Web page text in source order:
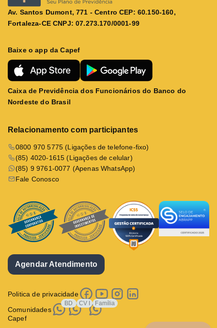
Av. Santos Dumont, 771 - Centro CEP: 60.150-160,
Fortaleza-CE CNPJ: 07.273.170/0001-99
Baixe o app da Capef
Caixa de Previdência dos Funcionários do Banco do
Nordeste do Brasil
Relacionamento com participantes
0800 970 5775 (Ligações de telefone-fixo)
(85) 4020-1615 (Ligações de celular)
(85) 9 9761-0077 (Apenas WhatsApp)
Fale Conosco
Agendar Atendimento
Politica de privacidade
Comunidades
Capef
BD CV I Família